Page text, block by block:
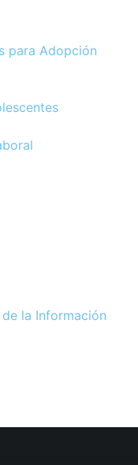
para Adopción
la Información